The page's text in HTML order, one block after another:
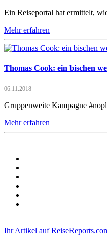
Ein Reiseportal hat ermittelt,
Mehr erfahren
Thomas Cook: ein bischen
06.11.2018
Gruppenweite Kampagne
Mehr erfahren
Ihr Artikel auf